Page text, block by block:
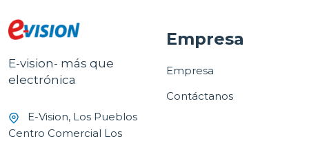
E-vision- más que
electrónica
E-Vision, Los Pueblos
Centro Comercial Los
Empresa
Empresa
Contáctanos